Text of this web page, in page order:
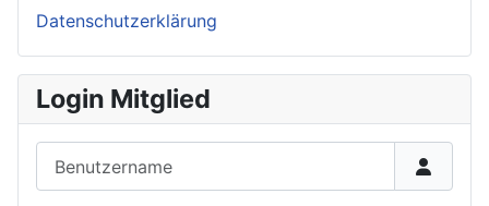
Datenschutzerklärung
Login Mitglied